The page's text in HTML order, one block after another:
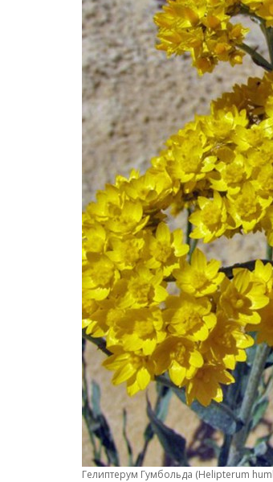
Гелиптерум Гумбольда (Helipterum